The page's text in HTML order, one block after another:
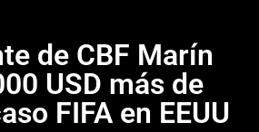
de CBF Marín
USD más de
FIFA en EEUU